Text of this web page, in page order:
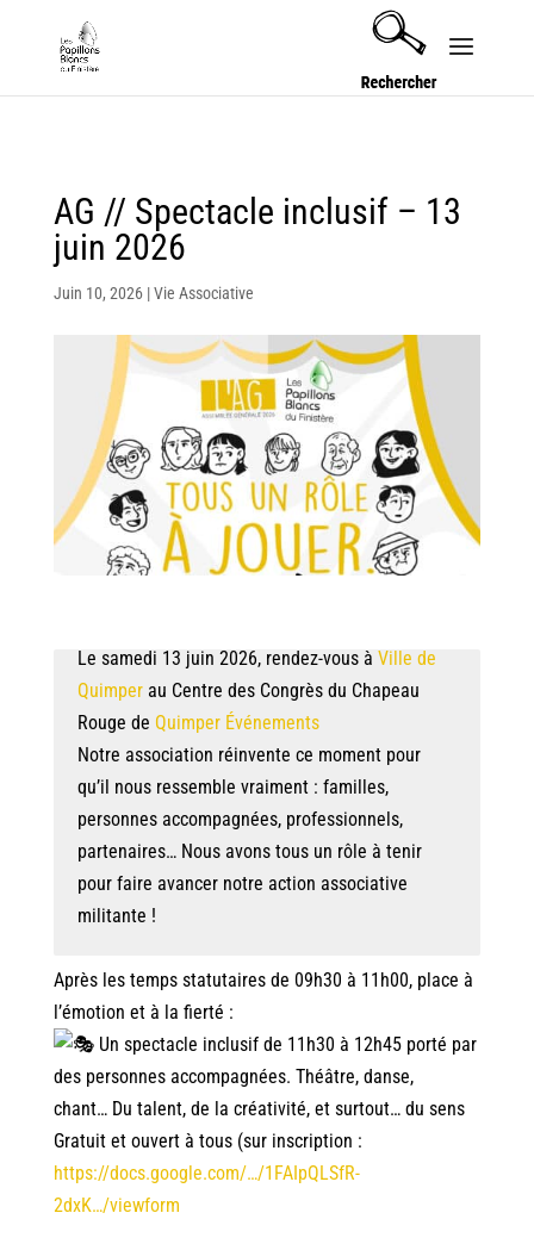
Security check failed
AG // Spectacle inclusif – 13
juin 2026
Juin 10, 2026|Vie Associative
Le samedi 13 juin 2026, rendez-vous à Ville de
Quimperau Centre des Congrès du Chapeau
Rouge de Quimper Événements
Notre association réinvente ce moment pour
qu’il nous ressemble vraiment : familles,
personnes accompagnées, professionnels,
partenaires… Nous avons tous un rôle à tenir
pour faire avancer notre action associative
militante !
Après les temps statutaires de 09h30 à 11h00, place à
l’émotion et à la fierté :
Un spectacle inclusif de 11h30 à 12h45 porté par
des personnes accompagnées. Théâtre, danse,
chant… Du talent, de la créativité, et surtout… du sens
Gratuit et ouvert à tous (sur inscription :
https://docs.google.com/…/1FAIpQLSfR-
2dxK…/viewform